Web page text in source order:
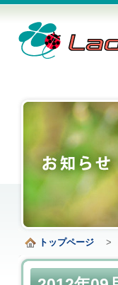
トップページ >